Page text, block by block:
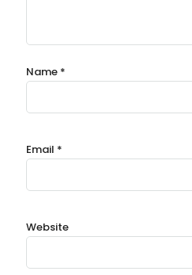
Name *
Email *
Website